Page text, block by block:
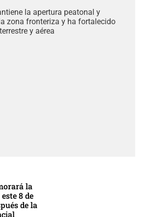
la apertura peatonal y
zona fronteriza y ha fortalecido
y aérea
la
8 de
de la